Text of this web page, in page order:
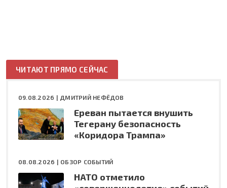
ЧИТАЮТ ПРЯМО СЕЙЧАС
09.08.2026 | ДМИТРИЙ НЕФЁДОВ
Ереван пытается внушить
Тегерану безопасность
«Коридора Трампа»
08.08.2026 | ОБЗОР СОБЫТИЙ
НАТО отметило